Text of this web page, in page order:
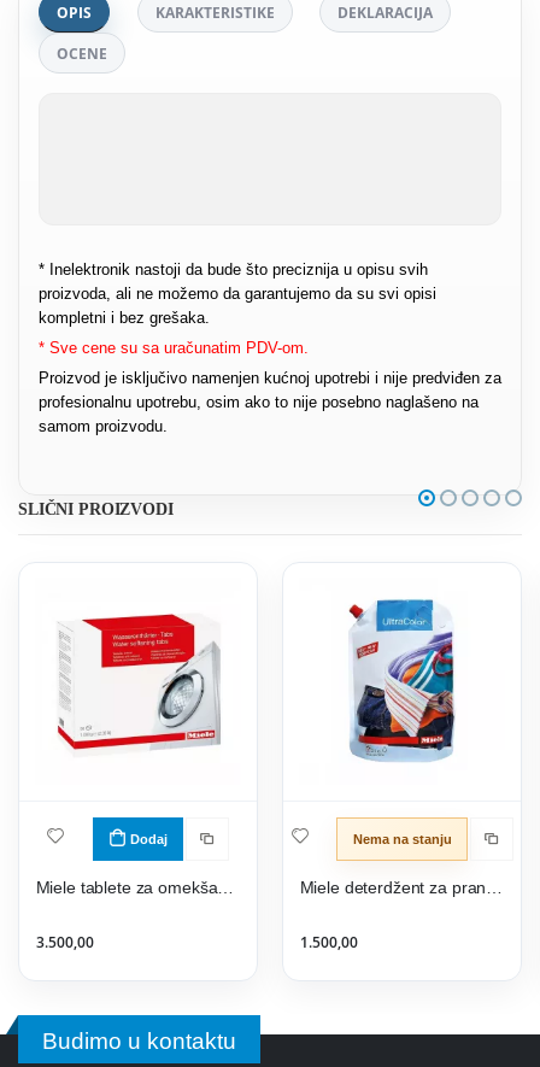
OPIS KARAKTERISTIKE DEKLARACIJA
OCENE
* Inelektronik nastoji da bude što preciznija u opisu svih
proizvoda, ali ne možemo da garantujemo da su svi opisi
kompletni i bez grešaka.
* Sve cene su sa uračunatim PDV-om.
Proizvod je isključivo namenjen kućnoj upotrebi i nije predviđen za
profesionalnu upotrebu, osim ako to nije posebno naglašeno na
samom proizvodu.
SLIČNI PROIZVODI
Dodaj
3.500,00
Nema na stanju
1.500,00
Budimo u kontaktu